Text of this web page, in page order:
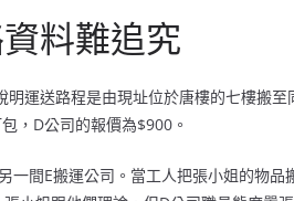
料難追究
運送路程是由現址位於唐樓的七樓搬至
，D公司的報價為$900。
間E搬運公司。當工人把張小姐的物品